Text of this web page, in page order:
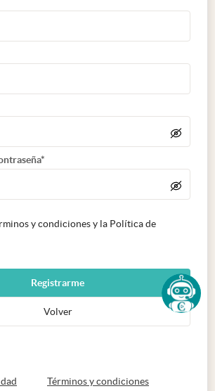
y condiciones y la Política de
Registrarme
Volver
abre en nueva pestaña
Términos y condicionesabre en nueva